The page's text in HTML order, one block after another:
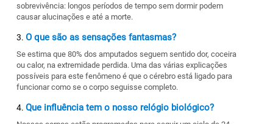
sobrevivência: longos períodos de tempo sem dormir podem
causar alucinações e até a morte.
O que são as sensações fantasmas?
Se estima que 80% dos amputados seguem sentido dor, coceira
ou calor, na extremidade perdida. Uma das várias explicações
possíveis para este fenômeno é que o cérebro está ligado para
funcionar como se o corpo seguisse completo.
Que influência tem o nosso relógio biológico?